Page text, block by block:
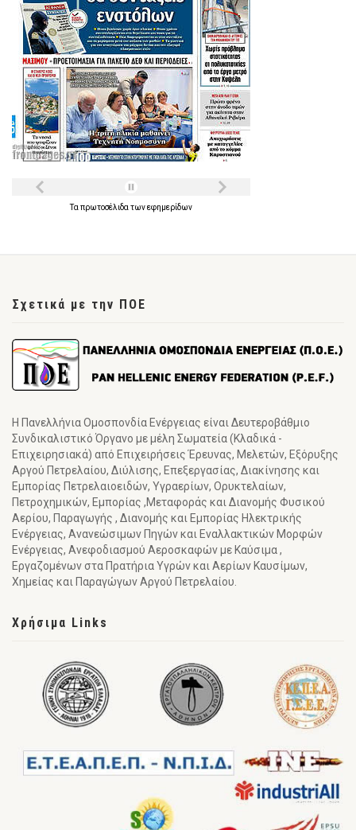
Τα πρωτοσέλιδα τωνεφημερίδων
Σχετικά με την ΠΟΕ
Η Πανελλήνια Ομοσπονδία Ενέργειας είναι Δευτεροβάθμιο
Συνδικαλιστικό Όργανο με μέλη Σωματεία (Κλαδικά -
Επιχειρησιακά) από Επιχειρήσεις Έρευνας, Μελετών, Εξόρυξης
Αργού Πετρελαίου, Διύλισης, Επεξεργασίας, Διακίνησης και
Εμπορίας Πετρελαιοειδών, Υγραερίων, Ορυκτελαίων,
Πετροχημικών, Εμπορίας ,Μεταφοράς και Διανομής Φυσικού
Αερίου, Παραγωγής , Διανομής και Εμπορίας Ηλεκτρικής
Ενέργειας, Ανανεώσιμων Πηγών και Εναλλακτικών Μορφών
Ενέργειας, Ανεφοδιασμού Αεροσκαφών με Καύσιμα ,
Εργαζομένων στα Πρατήρια Υγρών και Αερίων Καυσίμων,
Χημείας και Παραγώγων Αργού Πετρελαίου.
Χρήσιμα Links